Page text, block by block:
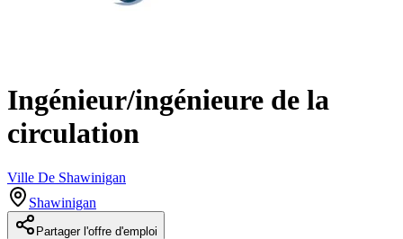
Ingénieur/ingénieure de la
circulation
Ville De Shawinigan
Shawinigan
Partager l'offre d'emploi